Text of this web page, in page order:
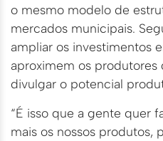
o mesmo modelo de
mercados municipais.
ampliar os investimentos
aproximem os produtores
divulgar o potencial
“É isso que a gente quer
mais os nossos produtos,